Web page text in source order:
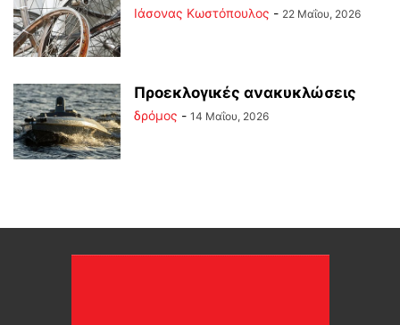
Ιάσονας Κωστόπουλος - 22 Μαΐου, 2026
Προεκλογικές ανακυκλώσεις
δρόμος - 14 Μαΐου, 2026